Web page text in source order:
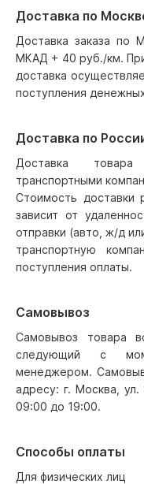
Доставка по
Доставка заказа по
МКАД + 40 руб./км.
доставка
поступления
Доставка по
Доставка
транспортными
Стоимость доставки
зависит от
отправки (авто, ж/д
транспортную
поступления оплаты.
Самовывоз
Самовывоз товара
следующий с
менеджером.
адресу: г. Москва,
09:00 до 19:00.
Способы оплаты
Для физических лиц